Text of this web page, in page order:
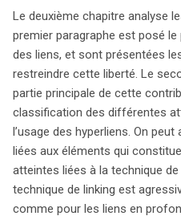
a des implications
d’être explorées. Le
questions juridiques
principe de la liberté
les limites qui peuvent
atteintes potentielles liées à
également proposée,
associés à chaque type de
question de la
services Internet est
portent atteinte aux droits
Le deuxième chapitre analyse
premier paragraphe est posé le
des liens, et sont présentées
restreindre cette liberté. Le
partie principale de cette
classification des différentes
l’usage des hyperliens. On
liées aux éléments qui
atteintes liées à la technique
technique de linking est
comme pour les liens en